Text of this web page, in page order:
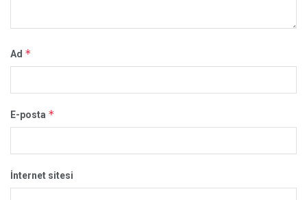
Ad *
E-posta *
İnternet sitesi